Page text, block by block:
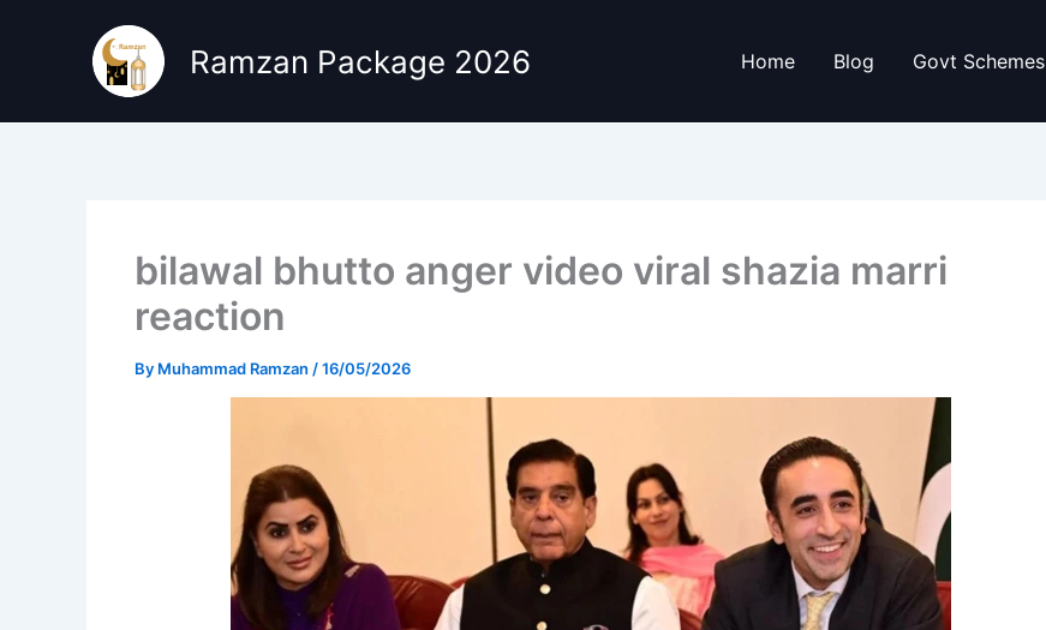
Ramzan Package 2026 Home Blog Govt Schemes
bilawal bhutto anger video viral shazia marri
reaction
By Muhammad Ramzan /16/05/2026